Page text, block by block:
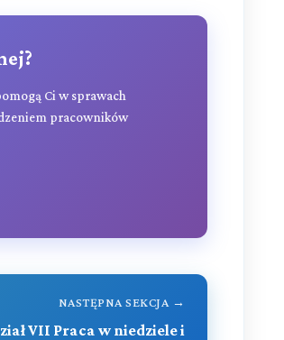
Ci w sprawach
pracowników
NASTĘPNA SEKCJA →
VII Praca w niedziele i